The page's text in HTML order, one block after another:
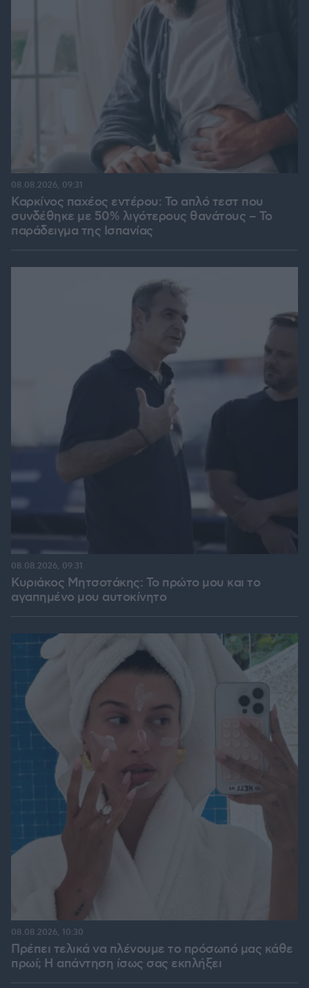
Καρκίνος παχέος εντέρου: Το απλό τεστ που
συνδέθηκε με 50% λιγότερους θανάτους – Το
παράδειγμα της Ισπανίας
08.08.2026, 09:31
Κυριάκος Μητσοτάκης: Το πρώτο μου και το
αγαπημένο μου αυτοκίνητο
08.08.2026, 09:31
Πρέπει τελικά να πλένουμε το πρόσωπό μας κάθε
πρωί; Η απάντηση ίσως σας εκπλήξει
08.08.2026, 10:30